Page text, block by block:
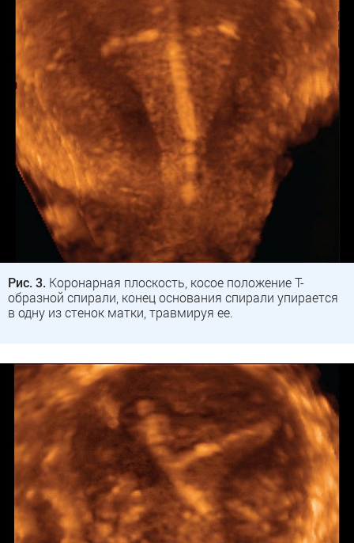
Рис. 3. Коронарная плоскость, косое положение Т-
образной спирали, конец основания спирали упирается
в одну из стенок матки, травмируя ее.